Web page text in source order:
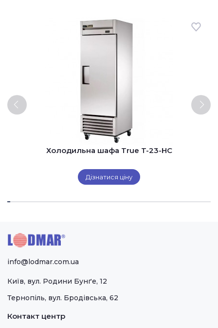
Холодильна шафа True T-23-HC
Дізнатися ціну
info@lodmar.com.ua
Київ, вул. Родини Бунґе, 12
Тернопіль, вул. Бродівська, 62
Контакт центр